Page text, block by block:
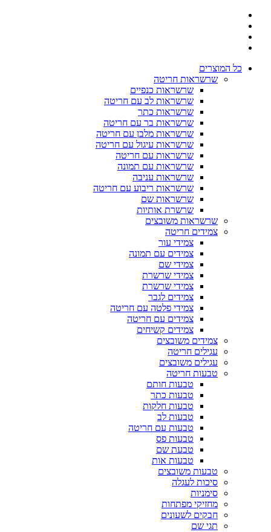
כל המוצרים
שרשראות חריטה
שרשראות כנפיים
שרשראות לב עם חריטה
שרשראות כתר
שרשראות בר עם חריטה
שרשראות מלבן עם חריטה
שרשראות עיגול עם חריטה
שרשראות עם חריטה
שרשראות עם תמונה
שרשראות עניבה
שרשראות ריבוע עם חריטה
שרשראות שם
שרשרת אותיות
שרשראות משובצים
צמידים חריטה
צמידי עור
צמידים עם תמונה
צמידי שם
צמידי שרשרת
צמידי שרשרת
צמידים לגבר
צמידי פלטה עם חריטה
צמידים עם חריטה
צמידים קשיחים
צמידים משובצים
עגילים חריטה
עגילים משובצים
טבעות חריטה
טבעות חותם
טבעות כתר
טבעות חלקות
טבעות לב
טבעות עם חריטה
טבעות פס
טבעת שם
טבעות אות
טבעות משובצים
סיכות לעגלה
סימניות
מחזיקי מפתחות
חבקים לשעונים
תגי שם